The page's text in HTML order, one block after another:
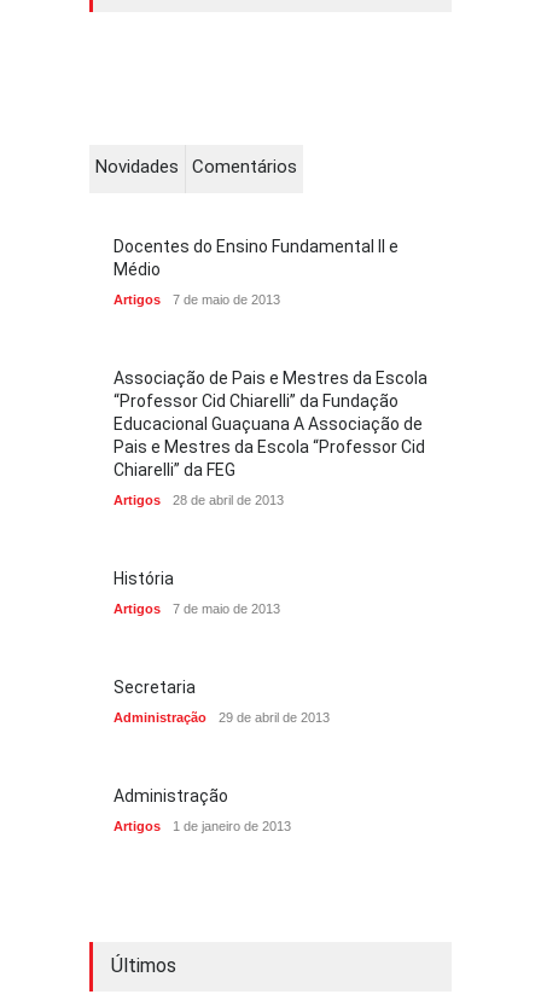
Novidades Comentários
Docentes do Ensino Fundamental II e
Médio
Artigos 7 de maio de 2013
Associação de Pais e Mestres da Escola
“Professor Cid Chiarelli” da Fundação
Educacional Guaçuana A Associação de
Pais e Mestres da Escola “Professor Cid
Chiarelli” da FEG
Artigos 28 de abril de 2013
História
Artigos 7 de maio de 2013
Secretaria
Administração 29 de abril de 2013
Administração
Artigos 1 de janeiro de 2013
Últimos